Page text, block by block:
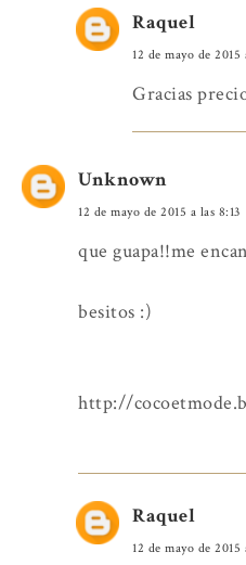
Raquel
12 de mayo de 2015
Gracias
Unknown
12 de mayo de 2015 a las 8:13
que guapa!!me
besitos :)
http://
Raquel
12 de mayo de 2015